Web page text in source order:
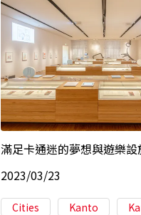
滿足卡通迷的夢想與遊樂設
2023/03/23
Cities Kanto